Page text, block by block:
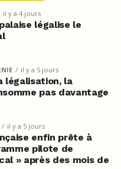
il y a 4 jours
légalise le
il y a 5 jours
légalisation, la
pas davantage
il y a 5 jours
enfin prête à
pilote de
» après des mois de